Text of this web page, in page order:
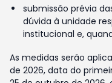
submissão prévia
dúvida à unidade
institucional e,
As medidas serão
de 2026, data do